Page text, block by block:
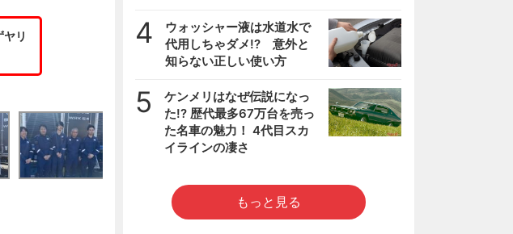
リ
4
ウォッシャー液は水道水で
代用しちゃダメ!? 意外と
知らない正しい使い方
5
ケンメリはなぜ伝説になっ
た!? 歴代最多67万台を売っ
た名車の魅力！ 4代目スカ
イラインの凄さ
もっと見る